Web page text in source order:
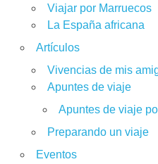
Viajar por Marruecos
La España africana
Artículos
Vivencias de mis
Apuntes de viaje
Apuntes de viaje
Preparando un viaje
Eventos